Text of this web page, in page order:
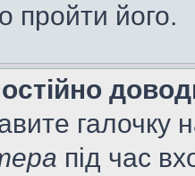
пройти його.
галочку
під час